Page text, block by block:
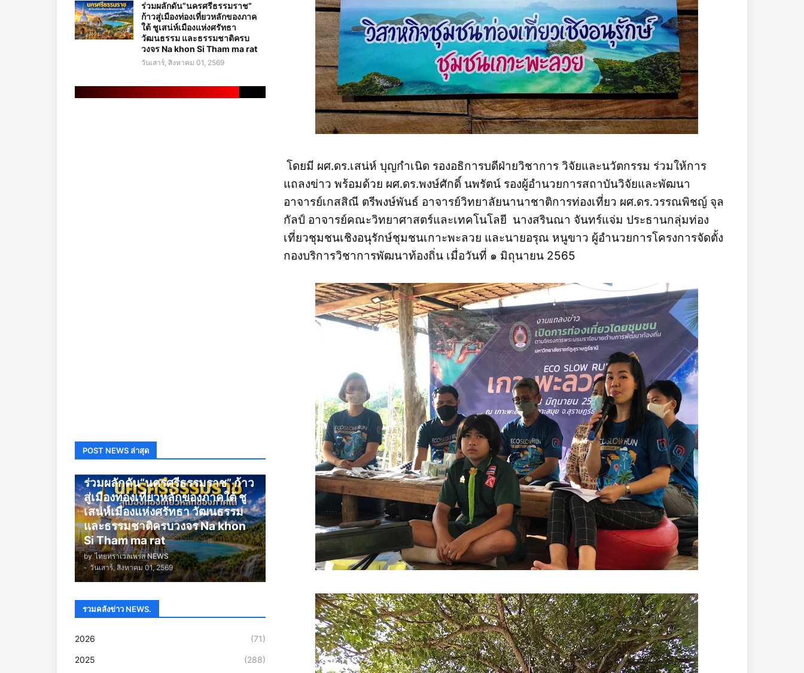
โดยมี ผศ.ดร.เสน่ห์ บุญกำเนิด รองอธิการบดีฝ่ายวิชาการ วิจัยและนวัตกรรม ร่วมให้การ
แถลงข่าว พร้อมด้วย ผศ.ดร.พงษ์ศักดิ์ นพรัตน์ รองผู้อำนวยการสถาบันวิจัยและพัฒนา
อาจารย์เกสสิณี ตรีพงษ์พันธ์ อาจารย์วิทยาลัยนานาชาติการท่องเที่ยว ผศ.ดร.วรรณพิชญ์ จุล
กัลป์ อาจารย์คณะวิทยาศาสตร์และเทคโนโลยี นางสรินณา จันทร์แจ่ม ประธานกลุ่มท่อง
เที่ยวชุมชนเชิงอนุรักษ์ชุมชนเกาะพะลวย และนายอรุณ หนูขาว ผู้อำนวยการโครงการจัดตั้ง
กองบริการวิชาการพัฒนาท้องถิ่น เมื่อวันที่ ๑ มิถุนายน 2565
ร่วมผลักดัน“นครศรีธรรมราช”
ก้าวสู่เมืองท่องเที่ยวหลักของภาค
ใต้ ชูเสน่ห์เมืองแห่งศรัทธา
วัฒนธรรม และธรรมชาติครบ
วงจร Na khon Si Tham ma rat
วันเสาร์, สิงหาคม 01, 2569
. . . . . . . . . . . . . . . . . . . . . . . . . .
POST NEWS ล่าสุด
ร่วมผลักดัน“นครศรีธรรมราช” ก้าว
สู่เมืองท่องเที่ยวหลักของภาคใต้ ชู
เสน่ห์เมืองแห่งศรัทธา วัฒนธรรม
และธรรมชาติครบวงจร Na khon
Si Tham ma rat
by ไทยทราเวลเพรส NEWS
- วันเสาร์, สิงหาคม 01, 2569
รวมคลังข่าว NEWS.
2026 (71)
2025 (288)